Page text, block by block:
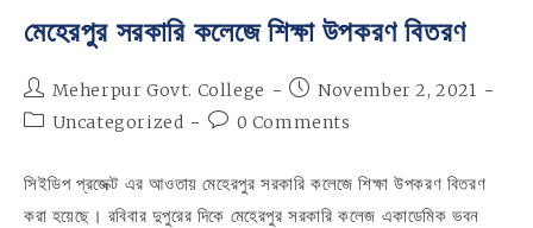
মেহেরপুর সরকারি কলেজে শিক্ষা উপকরণ বিতরণ
Post
author:
Meherpur Govt. College
Post
published:
November 2, 2021
PostUncategorized
Post0 Comments
সিইডিপ প্রজেক্ট এর আওতায় মেহেরপুর সরকারি কলেজে শিক্ষা উপকরণ বিতরণ
করা হয়েছে। রবিবার দুপুরের দিকে মেহেরপুর সরকারি কলেজ একাডেমিক ভবন